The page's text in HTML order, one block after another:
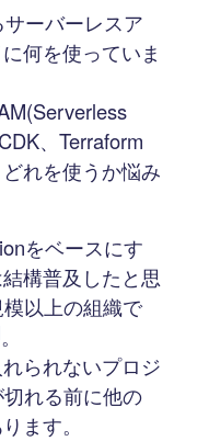
ーバーレスア
何を使っていま
、Terraform
れを使うか悩み
をベースにす
構普及したと思
以上の組織で
。
られないプロジ
れる前に他の
ます。